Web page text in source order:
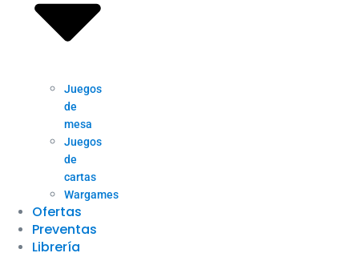
Juegos
de
mesa
Juegos
de
cartas
Wargames
Ofertas
Preventas
Librería